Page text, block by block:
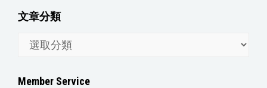
文章分類
分
Member Service